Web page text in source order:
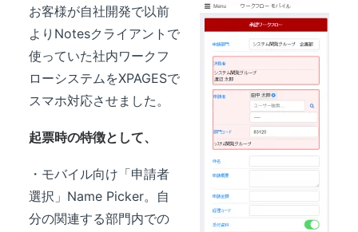
お客様が自社開発で以前
よりNotesクライアントで
使っていた社内ワークフ
ローシステムをXPAGESで
スマホ対応させました。
起票時の特徴として、
・モバイル向け「申請者
選択」Name Picker。自
分の関連する部門内での